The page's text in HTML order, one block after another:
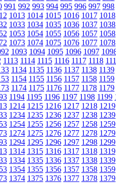
991 992 993 994 995 996 997 998
1013 1014 1015 1016 1017 1018
1033 1034 1035 1036 1037 1038
1053 1054 1055 1056 1057 1058
1073 1074 1075 1076 1077 1078
1093 1094 1095 1096 1097
1113 1114 1115 1116 1117 1118
1134 1135 1136 1137 1138 1139
1154 1155 1156 1157 1158 1159
1174 1175 1176 1177 1178 1179
1194 1195 1196 1197 1198 1199
1214 1215 1216 1217 1218 1219
1234 1235 1236 1237 1238 1239
1254 1255 1256 1257 1258 1259
1274 1275 1276 1277 1278 1279
1294 1295 1296 1297 1298 1299
1314 1315 1316 1317 1318 1319
1334 1335 1336 1337 1338 1339
1354 1355 1356 1357 1358 1359
1374 1375 1376 1377 1378 1379